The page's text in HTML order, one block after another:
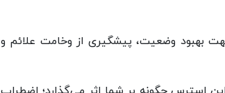
وضعیت، پیشگیری از وخامت علائم و